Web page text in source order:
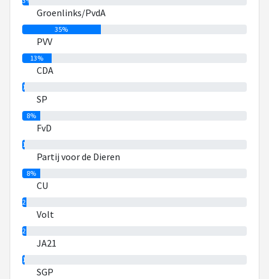
Groenlinks/PvdA
35%
PVV
13%
CDA
1%
SP
8%
FvD
1%
Partij voor de Dieren
8%
CU
2%
Volt
2%
JA21
1%
SGP